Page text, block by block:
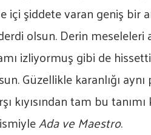
içi şiddete varan geniş bir
olsun. Derin meseleleri
izliyormuş gibi de
Güzellikle karanlığı
kıyısından tam bu
Ada ve Maestro.